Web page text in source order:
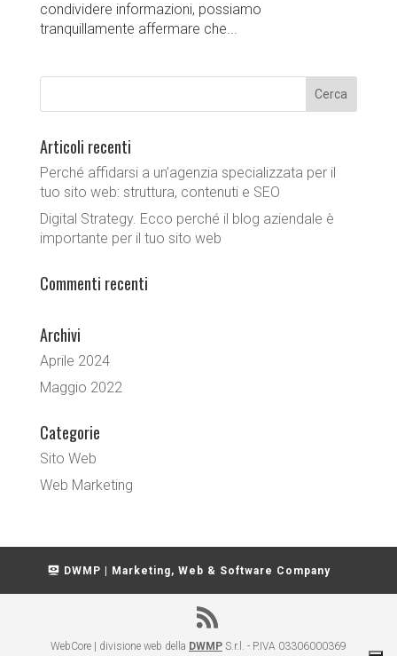
condividere informazioni, possiamo
tranquillamente affermare che...
Articoli recenti
Perché affidarsi a un’agenzia specializzata per il
tuo sito web: struttura, contenuti e SEO
Digital Strategy. Ecco perché il blog aziendale è
importante per il tuo sito web
Commenti recenti
Archivi
Aprile 2024
Maggio 2022
Categorie
Sito Web
Web Marketing
DWMP | Marketing, Web & Software Company
WebCore | divisione web della DWMPS.r.l. - P.IVA 03306000369